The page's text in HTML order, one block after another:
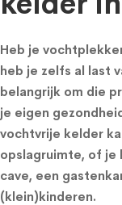
Heb je
heb je zelfs al last
belangrijk om die
je eigen
vochtvrije kelder
opslagruimte, of je
cave, een
(klein)kinderen.